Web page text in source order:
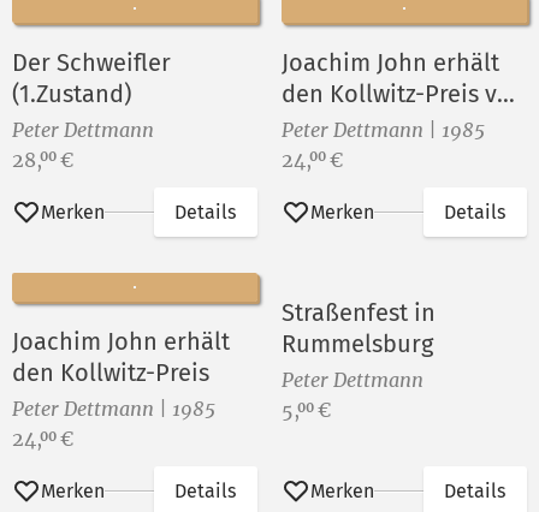
Der Schweifler
(1.Zustand)
Peter Dettmann
Preis:
28,00 €
Merken Details
Joachim John erhält
den Kollwitz-Preis von
Fritz Cremer
Peter Dettmann | 1985
Preis:
24,00 €
Merken Details
Joachim John erhält
den Kollwitz-Preis
Peter Dettmann | 1985
Preis:
24,00 €
Merken Details
Straßenfest in
Rummelsburg
Peter Dettmann
Preis:
5,00 €
Merken Details